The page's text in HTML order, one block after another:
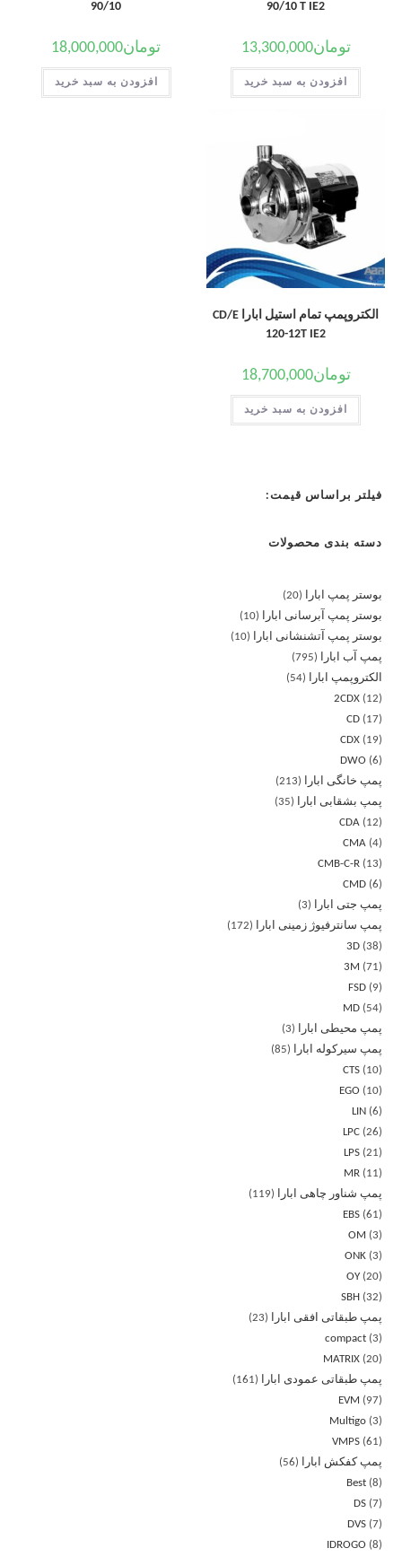
90/10 T IE2
تومان13,300,000
افزودن به سبد خرید
90/10
تومان18,000,000
افزودن به سبد خرید
الکتروپمپ تمام استیل ابارا CD/E
120-12T IE2
تومان18,700,000
افزودن به سبد خرید
فیلتر براساس قیمت:
دسته بندی محصولات
بوستر پمپ ابارا
20
بوستر پمپ آبرسانی ابارا
10
بوستر پمپ آتشنشانی ابارا
10
پمپ آب ابارا
795
الکتروپمپ ابارا
54
2CDX
12
CD
17
CDX
19
DWO
6
پمپ خانگی ابارا
213
پمپ بشقابی ابارا
35
CDA
12
CMA 4
CMB-C-R
13
CMD 6
پمپ جتی ابارا
3
پمپ سانترفیوژ زمینی ابارا
172
3D 38
3M
71
FSD
9
MD
54
پمپ محیطی ابارا
3
پمپ سیرکوله ابارا
85
CTS
10
EGO
10
LIN
6
LPC 26
LPS 21
MR
11
پمپ شناور چاهی ابارا
119
EBS 61
OM
3
ONK 3
OY 20
SBH
32
پمپ طبقاتی افقی ابارا
23
compact 3
MATRIX 20
پمپ طبقاتی عمودی ابارا
161
EVM
97
Multigo 3
VMPS 61
پمپ کفکش ابارا
56
Best 8
DS 7
DVS 7
IDROGO
8